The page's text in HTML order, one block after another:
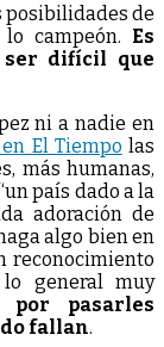
posibilidades de
campeón. Es
difícil que
ni a nadie en
El Tiempo las
más humanas,
país dado a la
adoración de
algo bien en
reconocimiento
general muy
por pasarles
fallan.